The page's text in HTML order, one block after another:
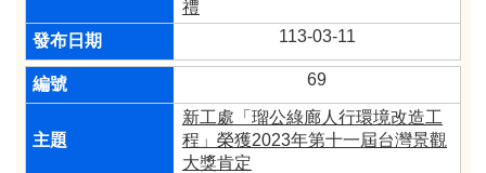
禮
113-03-11
69
新工處「瑠公綠廊人行環境改造工
程」榮獲2023年第十一屆台灣景觀
大獎肯定